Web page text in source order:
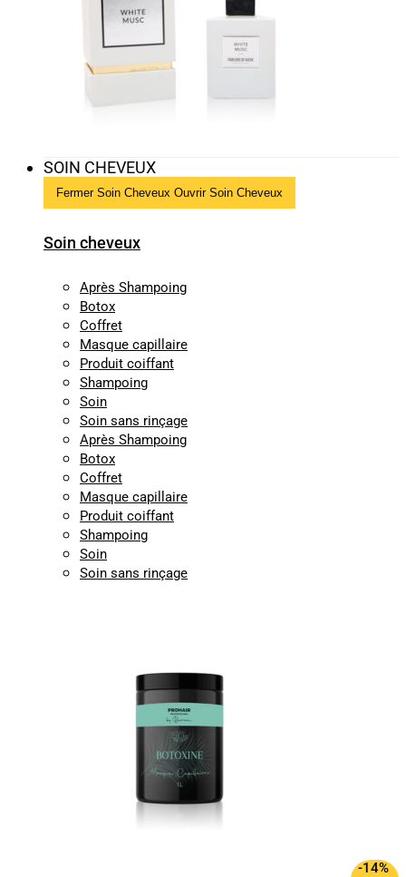
SOIN CHEVEUX
Fermer Soin Cheveux Ouvrir Soin Cheveux
Soin cheveux
Après Shampoing
Botox
Coffret
Masque capillaire
Produit coiffant
Shampoing
Soin
Soin sans rinçage
Après Shampoing
Botox
Coffret
Masque capillaire
Produit coiffant
Shampoing
Soin
Soin sans rinçage
-14%